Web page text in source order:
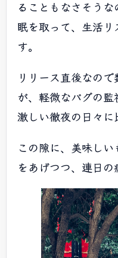
ることもなさそう
眠を取って、生活リ
す。
リリース直後なの
が、軽微なバグの
激しい徹夜の日々に
この隙に、美味し
をあげつつ、連日の